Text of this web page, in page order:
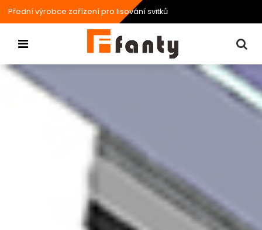
Přední výrobce zařízení pro lisování svitků